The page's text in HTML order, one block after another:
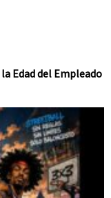
Edad del Empleado